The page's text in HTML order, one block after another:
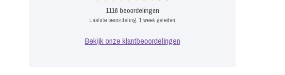
1116 beoordelingen
Laatste beoordeling: 1 week geleden
Bekijk onze klantbeoordelingen